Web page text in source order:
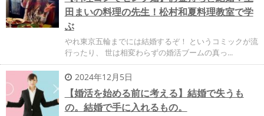
田まいの料理の先生！松村和夏料理教室で学
ぶ
やれ東京五輪までには結婚するぞ！ というコミックが流
行ったり、 世は相変わらずの婚活ブームの真っ...
2024年12月5日
【婚活を始める前に考える】結婚で失うも
の。結婚で手に入れるもの。